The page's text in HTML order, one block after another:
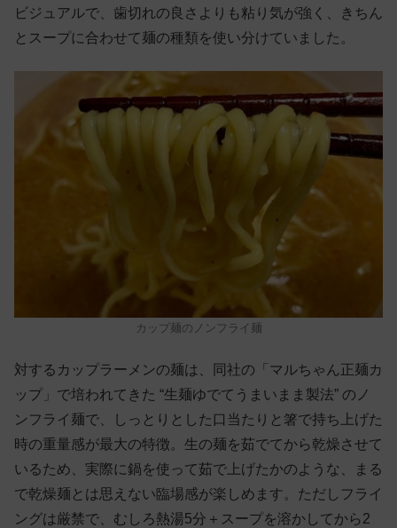
ビジュアルで、歯切れの良さよりも粘り気が強く、きちん
とスープに合わせて麺の種類を使い分けていました。
カップ麺のノンフライ麺
対するカップラーメンの麺は、同社の「マルちゃん正麺カ
ップ」で培われてきた “生麺ゆでてうまいまま製法” のノ
ンフライ麺で、しっとりとした口当たりと箸で持ち上げた
時の重量感が最大の特徴。生の麺を茹でてから乾燥させて
いるため、実際に鍋を使って茹で上げたかのような、まる
で乾燥麺とは思えない臨場感が楽しめます。ただしフライ
ングは厳禁で、むしろ熱湯5分＋スープを溶かしてから2